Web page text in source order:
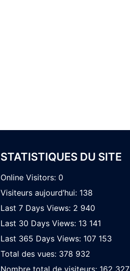
STATISTIQUES DU SITE
Online Visitors: 0
Visiteurs aujourd’hui: 138
Last 7 Days Views: 2 940
Last 30 Days Views: 13 141
Last 365 Days Views: 107 153
Total des vues: 378 932
Nombre total de visiteurs: 162 327